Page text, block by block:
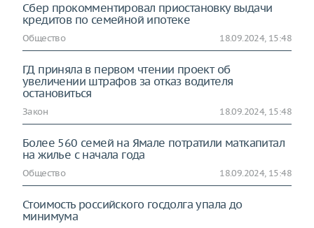
Сбер прокомментировал приостановку выдачи
кредитов по семейной ипотеке
Общество 18.09.2024, 15:48
ГД приняла в первом чтении проект об
увеличении штрафов за отказ водителя
остановиться
Закон 18.09.2024, 15:48
Более 560 семей на Ямале потратили маткапитал
на жилье с начала года
Общество 18.09.2024, 15:48
Стоимость российского госдолга упала до
минимума